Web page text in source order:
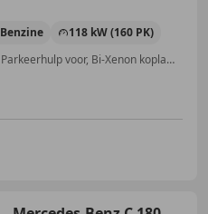
Benzine
118 kW (160 PK)
Nieuwe APK, Lichtmetalen velgen, Parkeerhulp voor, Bi-Xenon koplampen, Met onderhoudshistorie, Bluetooth, Radio, Stoelverwarming